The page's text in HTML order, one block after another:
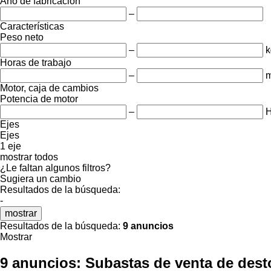
–
Características
Peso neto
–
Horas de trabajo
–
Motor, caja de cambios
Potencia de motor
–
Ejes
Ejes
1 eje
mostrar todos
¿Le faltan algunos filtros?
Sugiera un cambio
Resultados de la búsqueda:
-
mostrar
Resultados de la búsqueda: 9 anuncios
Mostrar
9 anuncios: Subastas de venta de